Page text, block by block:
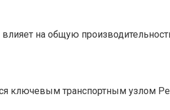
на общую
ключевым транспортным узлом